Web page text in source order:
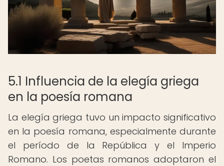
5.1 Influencia de la elegía griega
en la poesía romana
La elegía griega tuvo un impacto significativo
en la poesía romana, especialmente durante
el período de la República y el Imperio
Romano. Los poetas romanos adoptaron el